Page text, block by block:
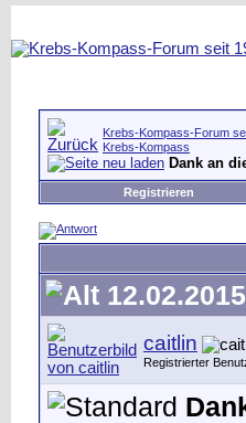
Krebs-Kompass-Forum
Krebs-Kompass
Dank an
Registrieren
caitlin
Registrierter